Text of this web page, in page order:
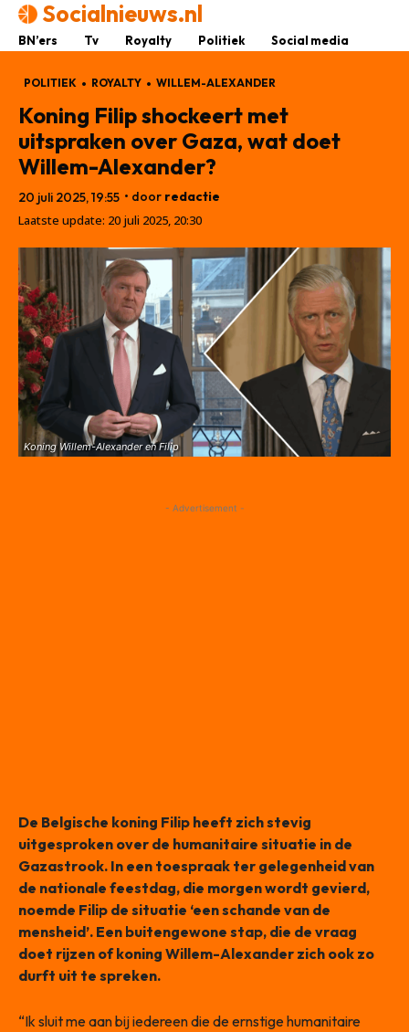
Socialnieuws.nl
BN’ers Tv Royalty Politiek Social media
POLITIEK ROYALTY WILLEM-ALEXANDER
Koning Filip shockeert met
uitspraken over Gaza, wat doet
Willem-Alexander?
20 juli 2025, 19:55 • door redactie
Laatste update: 20 juli 2025, 20:30
Koning Willem-Alexander en Filip
- Advertisement -
De Belgische koning Filip heeft zich stevig
uitgesproken over de humanitaire situatie in de
Gazastrook. In een toespraak ter gelegenheid van
de nationale feestdag, die morgen wordt gevierd,
noemde Filip de situatie ‘een schande van de
mensheid’. Een buitengewone stap, die de vraag
doet rijzen of koning Willem-Alexander zich ook zo
durft uit te spreken.
“Ik sluit me aan bij iedereen die de ernstige humanitaire